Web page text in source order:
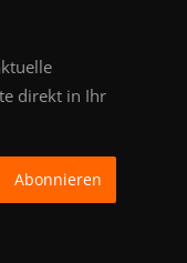
direkt in Ihr
Abonnieren